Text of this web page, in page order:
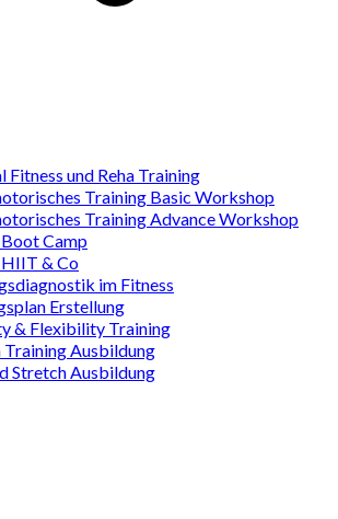
Fitness und Reha Training
Training Basic Workshop
Training Advance Workshop
Camp
& Co
im Fitness
Erstellung
& Flexibility Training
Training Ausbildung
Stretch Ausbildung